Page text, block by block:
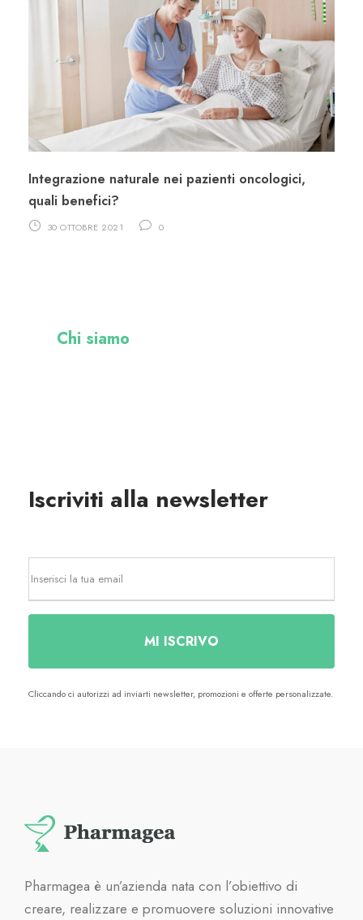
Integrazione naturale nei pazienti oncologici,
quali benefici?
30 OTTOBRE 2021 0
Chi siamo
Iscriviti alla newsletter
MI ISCRIVO
Cliccando ci autorizzi ad inviarti newsletter, promozioni e offerte personalizzate.
Pharmagea è un’azienda nata con l’obiettivo di
creare, realizzare e promuovere soluzioni innovative